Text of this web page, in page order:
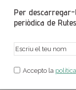
Per descarregar-
periòdica de
Accepto la
miradors de
de Revilla fins als